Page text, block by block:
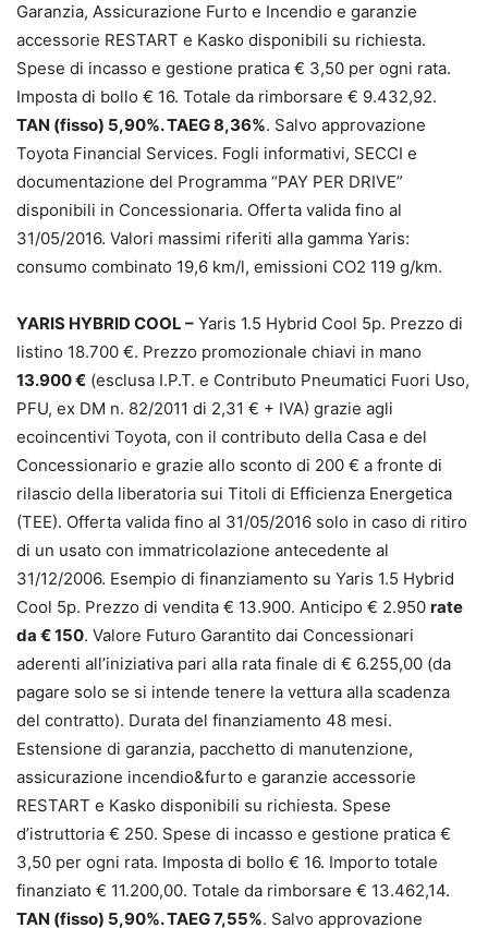
Garanzia, Assicurazione Furto e Incendio e garanzie
accessorie RESTART e Kasko disponibili su richiesta.
Spese di incasso e gestione pratica € 3,50 per ogni rata.
Imposta di bollo € 16. Totale da rimborsare € 9.432,92.
TAN (fisso) 5,90%. TAEG 8,36%. Salvo approvazione
Toyota Financial Services. Fogli informativi, SECCI e
documentazione del Programma “PAY PER DRIVE”
disponibili in Concessionaria. Offerta valida fino al
31/05/2016. Valori massimi riferiti alla gamma Yaris:
consumo combinato 19,6 km/l, emissioni CO2 119 g/km.
YARIS HYBRID COOL – Yaris 1.5 Hybrid Cool 5p. Prezzo di
listino 18.700 €. Prezzo promozionale chiavi in mano
13.900 € (esclusa I.P.T. e Contributo Pneumatici Fuori Uso,
PFU, ex DM n. 82/2011 di 2,31 € + IVA) grazie agli
ecoincentivi Toyota, con il contributo della Casa e del
Concessionario e grazie allo sconto di 200 € a fronte di
rilascio della liberatoria sui Titoli di Efficienza Energetica
(TEE). Offerta valida fino al 31/05/2016 solo in caso di ritiro
di un usato con immatricolazione antecedente al
31/12/2006. Esempio di finanziamento su Yaris 1.5 Hybrid
Cool 5p. Prezzo di vendita € 13.900. Anticipo € 2.950 rate
da € 150. Valore Futuro Garantito dai Concessionari
aderenti all’iniziativa pari alla rata finale di € 6.255,00 (da
pagare solo se si intende tenere la vettura alla scadenza
del contratto). Durata del finanziamento 48 mesi.
Estensione di garanzia, pacchetto di manutenzione,
assicurazione incendio&furto e garanzie accessorie
RESTART e Kasko disponibili su richiesta. Spese
d’istruttoria € 250. Spese di incasso e gestione pratica €
3,50 per ogni rata. Imposta di bollo € 16. Importo totale
finanziato € 11.200,00. Totale da rimborsare € 13.462,14.
TAN (fisso) 5,90%. TAEG 7,55%. Salvo approvazione